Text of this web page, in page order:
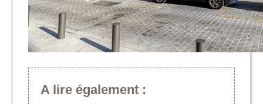
A lire également :